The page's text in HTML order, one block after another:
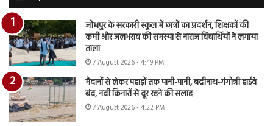
जोधपुर के सरकारी स्कूल में छात्रों का प्रदर्शन, शिक्षकों की
कमी और जलभराव की समस्या से नाराज विद्यार्थियों ने लगाया
ताला
7 August 2026 - 4:49 PM
मैदानों से लेकर पहाड़ों तक पानी-पानी, बद्रीनाथ-गंगोत्री हाईवे
बंद, नदी किनारों से दूर रहने की सलाह
7 August 2026 - 4:22 PM